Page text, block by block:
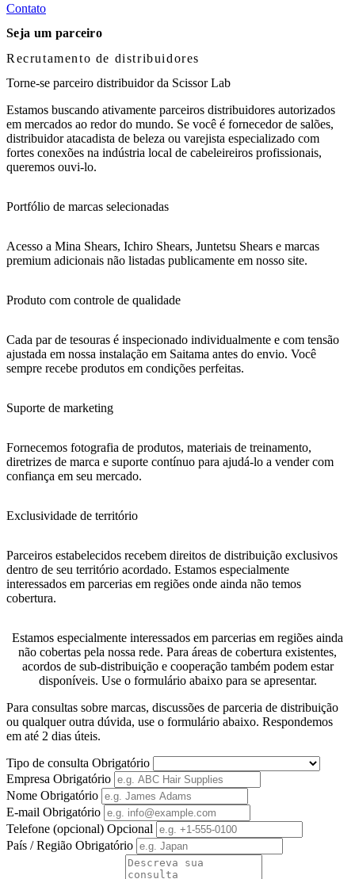
Contato
Seja um parceiro
Recrutamento de distribuidores
Torne-se parceiro distribuidor da Scissor Lab
Estamos buscando ativamente parceiros distribuidores autorizados
em mercados ao redor do mundo. Se você é fornecedor de salões,
distribuidor atacadista de beleza ou varejista especializado com
fortes conexões na indústria local de cabeleireiros profissionais,
queremos ouvi-lo.
Portfólio de marcas selecionadas
Acesso a Mina Shears, Ichiro Shears, Juntetsu Shears e marcas
premium adicionais não listadas publicamente em nosso site.
Produto com controle de qualidade
Cada par de tesouras é inspecionado individualmente e com tensão
ajustada em nossa instalação em Saitama antes do envio. Você
sempre recebe produtos em condições perfeitas.
Suporte de marketing
Fornecemos fotografia de produtos, materiais de treinamento,
diretrizes de marca e suporte contínuo para ajudá-lo a vender com
confiança em seu mercado.
Exclusividade de território
Parceiros estabelecidos recebem direitos de distribuição exclusivos
dentro de seu território acordado. Estamos especialmente
interessados em parcerias em regiões onde ainda não temos
cobertura.
Estamos especialmente interessados em parcerias em regiões ainda
não cobertas pela nossa rede. Para áreas de cobertura existentes,
acordos de sub-distribuição e cooperação também podem estar
disponíveis. Use o formulário abaixo para se apresentar.
Para consultas sobre marcas, discussões de parceria de distribuição
ou qualquer outra dúvida, use o formulário abaixo. Respondemos
em até 2 dias úteis.
Tipo de consulta Obrigatório
Empresa Obrigatório
Nome Obrigatório
E-mail Obrigatório
Telefone (opcional) Opcional
País / Região Obrigatório